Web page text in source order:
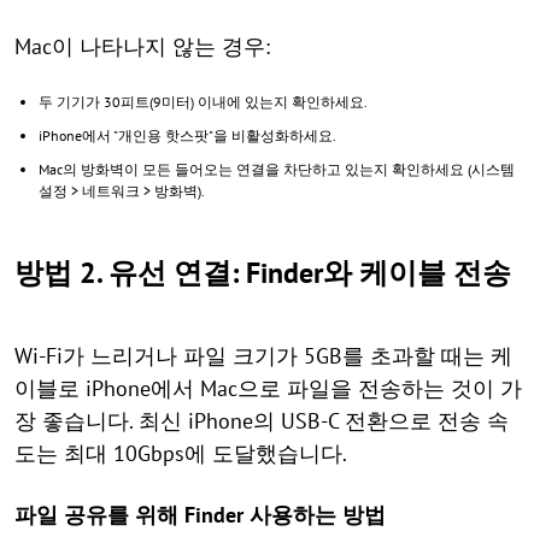
Mac이 나타나지 않는 경우:
두 기기가 30피트(9미터) 이내에 있는지 확인하세요.
iPhone에서 "개인용 핫스팟"을 비활성화하세요.
Mac의 방화벽이 모든 들어오는 연결을 차단하고 있는지 확인하세요 (시스템
설정 > 네트워크 > 방화벽).
방법 2. 유선 연결: Finder와 케이블 전송
Wi-Fi가 느리거나 파일 크기가 5GB를 초과할 때는 케
이블로 iPhone에서 Mac으로 파일을 전송하는 것이 가
장 좋습니다. 최신 iPhone의 USB-C 전환으로 전송 속
도는 최대 10Gbps에 도달했습니다.
파일 공유를 위해 Finder 사용하는 방법